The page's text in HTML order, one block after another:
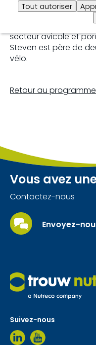
Tout autoriser
Il a fait des études
haute école Vives à
secteur avicole et
Steven est père de
vélo.
Retour au programme
Vous avez
Contactez-nous
Envoyez-
Suivez-nous